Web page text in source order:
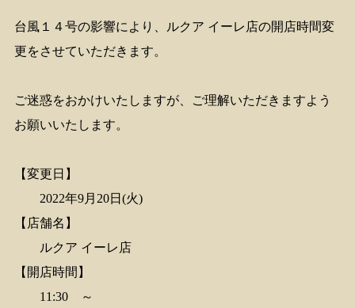
台風１４号の影響により、ルクア イーレ店の開店時間変
更をさせていただきます。
ご迷惑をおかけいたしますが、ご理解いただきますよう
お願いいたします。
【変更日】
2022年9月20日(火)
【店舗名】
ルクア イーレ店
【開店時間】
11:30 ～